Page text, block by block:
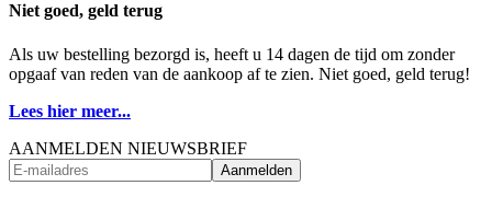
Niet goed, geld terug
Als uw bestelling bezorgd is, heeft u 14 dagen de tijd om zonder
opgaaf van reden van de aankoop af te zien. Niet goed, geld terug!
Lees hier meer...
AANMELDEN NIEUWSBRIEF
Aanmelden